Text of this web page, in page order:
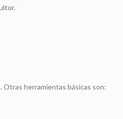
Otras herramientas básicas son: